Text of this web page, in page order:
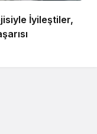
İyileştiler,